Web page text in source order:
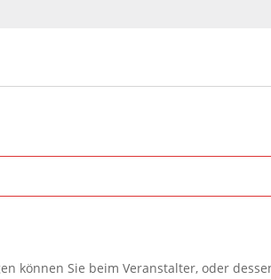
können Sie beim Veranstalter, oder